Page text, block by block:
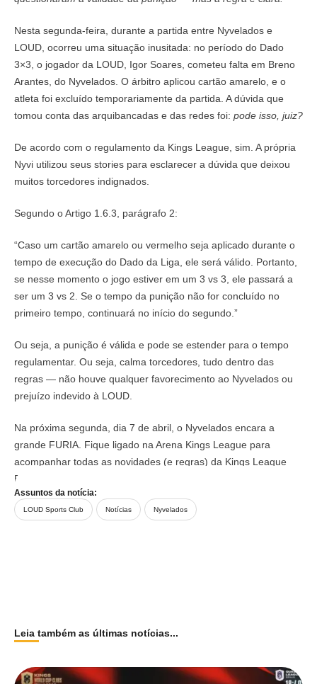
Nesta segunda-feira, durante a partida entre Nyvelados e
LOUD, ocorreu uma situação inusitada: no período do Dado
3×3, o jogador da LOUD, Igor Soares, cometeu falta em Breno
Arantes, do Nyvelados. O árbitro aplicou cartão amarelo, e o
atleta foi excluído temporariamente da partida. A dúvida que
tomou conta das arquibancadas e das redes foi: pode isso, juiz?
De acordo com o regulamento da Kings League, sim. A própria
Nyvi utilizou seus stories para esclarecer a dúvida que deixou
muitos torcedores indignados.
Segundo o Artigo 1.6.3, parágrafo 2:
“Caso um cartão amarelo ou vermelho seja aplicado durante o
tempo de execução do Dado da Liga, ele será válido. Portanto,
se nesse momento o jogo estiver em um 3 vs 3, ele passará a
ser um 3 vs 2. Se o tempo da punição não for concluído no
primeiro tempo, continuará no início do segundo.”
Ou seja, a punição é válida e pode se estender para o tempo
regulamentar. Ou seja, calma torcedores, tudo dentro das
regras — não houve qualquer favorecimento ao Nyvelados ou
prejuízo indevido à LOUD.
Na próxima segunda, dia 7 de abril, o Nyvelados encara a
grande FURIA. Fique ligado na Arena Kings League para
acompanhar todas as novidades (e regras) da Kings League
Brazil. Nos vemos no jogo!
Assuntos da notícia:
LOUD Sports Club Notícias Nyvelados
Leia também as últimas notícias...